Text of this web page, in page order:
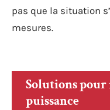
pas que la situation
mesures.
Solutions pour
puissance